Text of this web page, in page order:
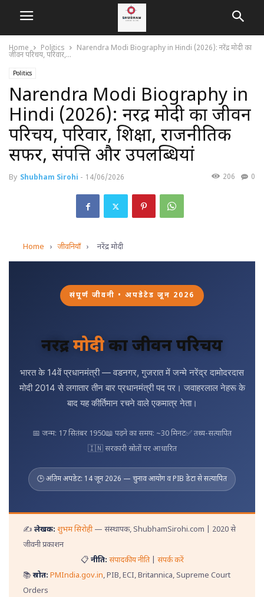
Home Politics Narendra Modi Biography in Hindi (2026): नरेंद्र मोदी का
जीवन परिचय, परिवार,...
Politics
Narendra Modi Biography in
Hindi (2026): नरेंद्र मोदी का जीवन
परिचय, परिवार, शिक्षा, राजनीतिक
सफर, संपत्ति और उपलब्धियां
By Shubham Sirohi - 14/06/2026 0
206
Home › जीवनियाँ › नरेंद्र मोदी
संपूर्ण जीवनी • अपडेटेड जून 2026
नरेंद्रमोदीका जीवन परिचय
भारत के 14वें प्रधानमंत्री — वडनगर, गुजरात में जन्मे नरेंद्र दामोदरदास
मोदी 2014 से लगातार तीन बार प्रधानमंत्री पद पर। जवाहरलाल नेहरू के
बाद यह कीर्तिमान रचने वाले एकमात्र नेता।
📅 जन्म: 17 सितंबर 1950📖 पढ़ने का समय: ~30 मिनट✅ तथ्य-सत्यापित
🇮🇳 सरकारी स्रोतों पर आधारित
🕒 अंतिम अपडेट: 14 जून 2026 — चुनाव आयोग व PIB डेटा से सत्यापित
✍️ लेखक: शुभम सिरोही— संस्थापक, ShubhamSirohi.com | 2020 से
जीवनी प्रकाशन
📋 नीति: संपादकीय नीति| संपर्क करें
📚स्रोत: PMIndia.gov.in, PIB, ECI, Britannica, Supreme Court
Orders